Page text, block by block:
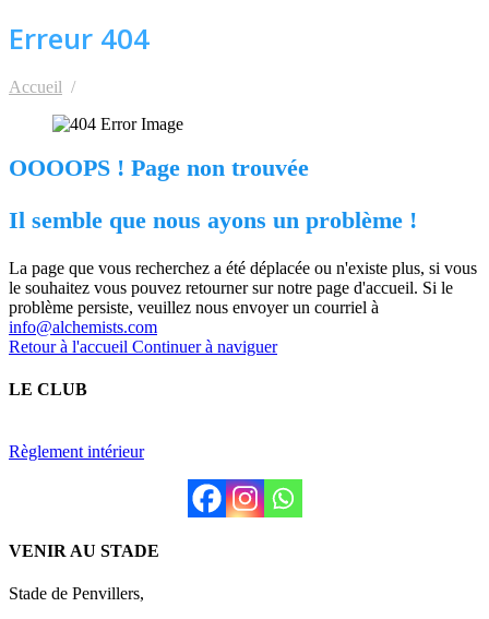
Erreur 404
Accueil
OOOOPS ! Page non trouvée
Il semble que nous ayons un problème !
La page que vous recherchez a été déplacée ou n'existe plus, si vous
le souhaitez vous pouvez retourner sur notre page d'accueil. Si le
problème persiste, veuillez nous envoyer un courriel à
info@alchemists.com
Retour à l'accueil Continuer à naviguer
LE CLUB
Règlement intérieur
VENIR AU STADE
Stade de Penvillers,